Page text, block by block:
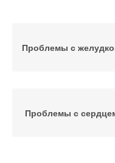
Проблемы с
Проблемы с